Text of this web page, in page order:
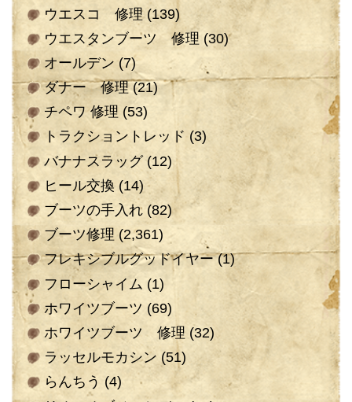
ウエスコ 修理(139)
ウエスタンブーツ 修理 (30)
オールデン (7)
ダナー 修理(21)
チペワ 修理 (53)
トラクショントレッド (3)
バナナスラッグ(12)
ヒール交換 (14)
ブーツの手入れ(82)
ブーツ修理 (2,361)
フレキシブルグッドイヤー(1)
フローシャイム (1)
ホワイツブーツ (69)
ホワイツブーツ 修理 (32)
ラッセルモカシン (51)
らんちう (4)